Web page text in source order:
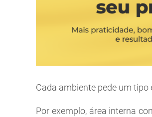
Cada ambiente pede um
Por exemplo, área interna